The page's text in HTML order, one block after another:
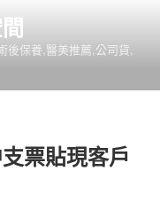
後保養,醫美推薦,公司貨,
票貼現客戶